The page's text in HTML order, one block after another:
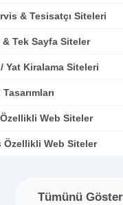
& Tesisatçı Siteleri
& Tek Sayfa Siteler
Yat Kiralama Siteleri
Web Siteler
Özellikli Web Siteler
Tümünü Göster